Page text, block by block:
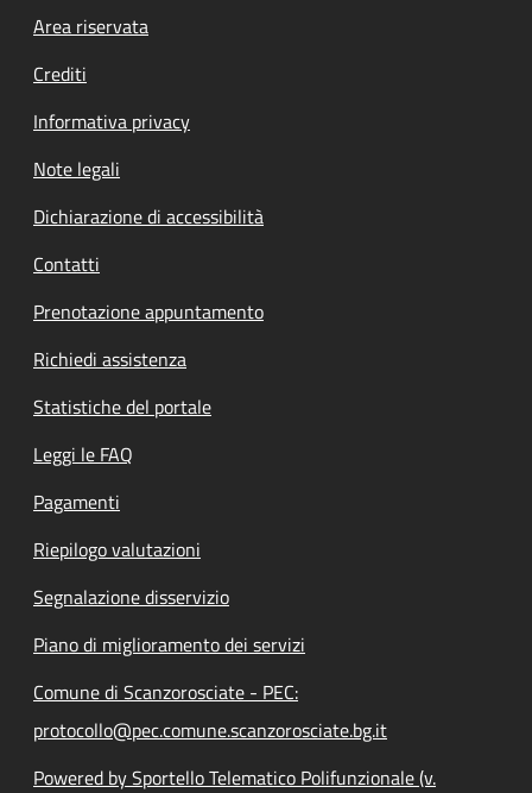
Footer menu
Area riservata
Crediti
Informativa privacy
Note legali
Dichiarazione di accessibilità
Contatti
Prenotazione appuntamento
Richiedi assistenza
Statistiche del portale
Leggi le FAQ
Pagamenti
Riepilogo valutazioni
Segnalazione disservizio
Piano di miglioramento dei servizi
Comune di Scanzorosciate - PEC:
protocollo@pec.comune.scanzorosciate.bg.it
Powered by Sportello Telematico Polifunzionale (v.